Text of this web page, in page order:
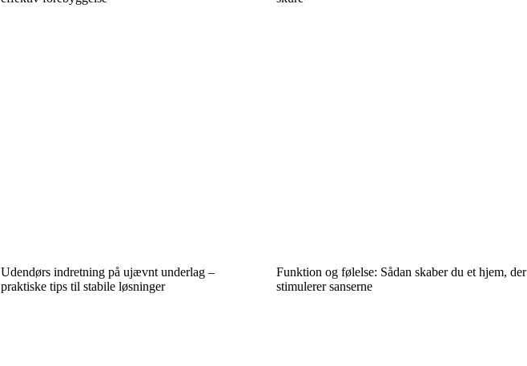
Udendørs indretning på ujævnt underlag –
praktiske tips til stabile løsninger
Funktion og følelse: Sådan skaber du et hjem, der
stimulerer sanserne